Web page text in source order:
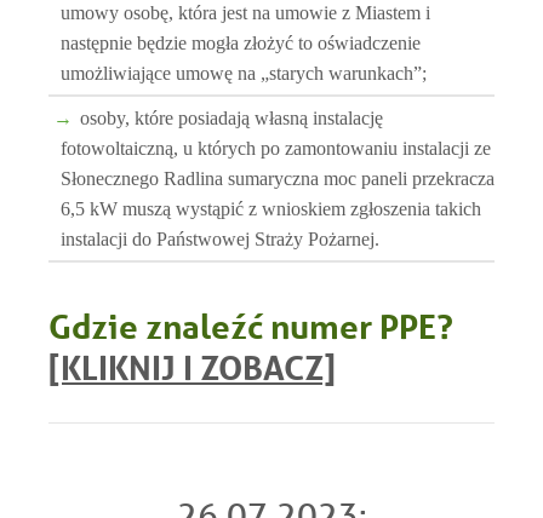
umowy osobę, która jest na umowie z Miastem i
następnie będzie mogła złożyć to oświadczenie
umożliwiające umowę na „starych warunkach”;
osoby, które posiadają własną instalację
fotowoltaiczną, u których po zamontowaniu instalacji ze
Słonecznego Radlina sumaryczna moc paneli przekracza
6,5 kW muszą wystąpić z wnioskiem zgłoszenia takich
instalacji do Państwowej Straży Pożarnej.
Gdzie znaleźć numer PPE?
[KLIKNIJ I ZOBACZ]